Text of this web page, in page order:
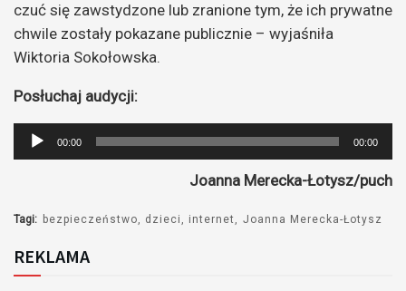
czuć się zawstydzone lub zranione tym, że ich prywatne
chwile zostały pokazane publicznie – wyjaśniła
Wiktoria Sokołowska.
Posłuchaj audycji:
Odtwarzacz
plików
00:00 00:00
Joanna Merecka-Łotysz/puch
Tagi: bezpieczeństwo dzieci internet Joanna Merecka-Łotysz
REKLAMA